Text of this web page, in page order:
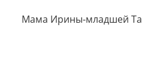
Мама Ирины-младшей